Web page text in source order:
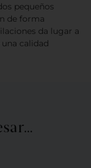
pequeños
de forma
da lugar a
calidad